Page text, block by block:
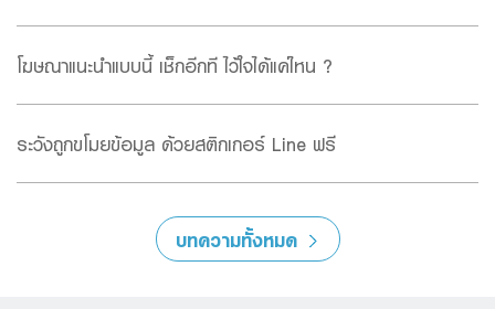
โฆษณาแนะนำแบบนี้ เช็กอีกที ไว้ใจได้แค่ไหน ?
ระวังถูกขโมยข้อมูล ด้วยสติกเกอร์ Line ฟรี
บทความทั้งหมด